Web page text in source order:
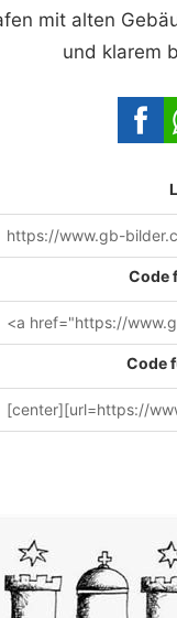
mit alten
und klarem
Code
Code